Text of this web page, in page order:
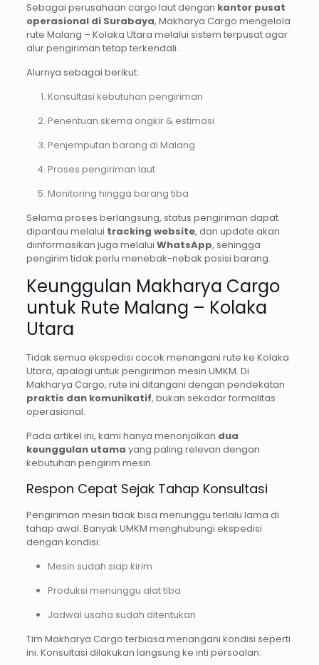
Sebagai perusahaan cargo laut dengan kantor pusat
operasional di Surabaya, Makharya Cargo mengelola
rute Malang – Kolaka Utara melalui sistem terpusat agar
alur pengiriman tetap terkendali.
Alurnya sebagai berikut:
Konsultasi kebutuhan pengiriman
Penentuan skema ongkir & estimasi
Penjemputan barang di Malang
Proses pengiriman laut
Monitoring hingga barang tiba
Selama proses berlangsung, status pengiriman dapat
dipantau melalui tracking website, dan update akan
diinformasikan juga melalui WhatsApp, sehingga
pengirim tidak perlu menebak-nebak posisi barang.
Keunggulan Makharya Cargo
untuk Rute Malang – Kolaka
Utara
Tidak semua ekspedisi cocok menangani rute ke Kolaka
Utara, apalagi untuk pengiriman mesin UMKM. Di
Makharya Cargo, rute ini ditangani dengan pendekatan
praktis dan komunikatif, bukan sekadar formalitas
operasional.
Pada artikel ini, kami hanya menonjolkan dua
keunggulan utama yang paling relevan dengan
kebutuhan pengirim mesin.
Respon Cepat Sejak Tahap Konsultasi
Pengiriman mesin tidak bisa menunggu terlalu lama di
tahap awal. Banyak UMKM menghubungi ekspedisi
dengan kondisi:
Mesin sudah siap kirim
Produksi menunggu alat tiba
Jadwal usaha sudah ditentukan
Tim Makharya Cargo terbiasa menangani kondisi seperti
ini. Konsultasi dilakukan langsung ke inti persoalan: